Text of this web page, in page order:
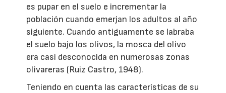
es pupar en el suelo e incrementar la
población cuando emerjan los adultos al año
siguiente. Cuando antiguamente se labraba
el suelo bajo los olivos, la mosca del olivo
era casi desconocida en numerosas zonas
olivareras (Ruiz Castro, 1948).
Teniendo en cuenta las características de su